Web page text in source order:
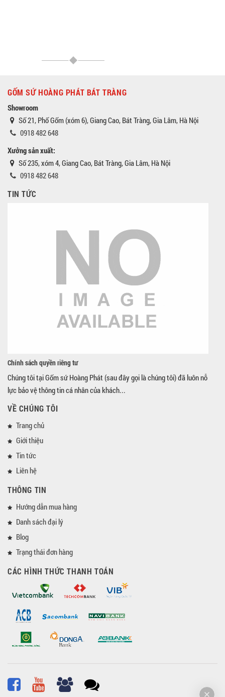
GỐM SỨ HOÀNG PHÁT BÁT TRÀNG
Showroom
Số 21, Phố Gốm (xóm 6), Giang Cao, Bát Tràng, Gia Lâm, Hà Nội
0918 482 648
Xưởng sản xuất:
Số 235, xóm 4, Giang Cao, Bát Tràng, Gia Lâm, Hà Nội
0918 482 648
TIN TỨC
Chính sách quyền riêng tư
Chúng tôi tại Gốm sứ Hoàng Phát (sau đây gọi là chúng tôi) đã luôn nỗ
lực bảo vệ thông tin cá nhân của khách...
VỀ CHÚNG TÔI
Trang chủ
Giới thiệu
Tin tức
Liên hệ
THÔNG TIN
Hướng dẫn mua hàng
Danh sách đại lý
Blog
Trạng thái đơn hàng
CÁC HÌNH THỨC THANH TOÁN